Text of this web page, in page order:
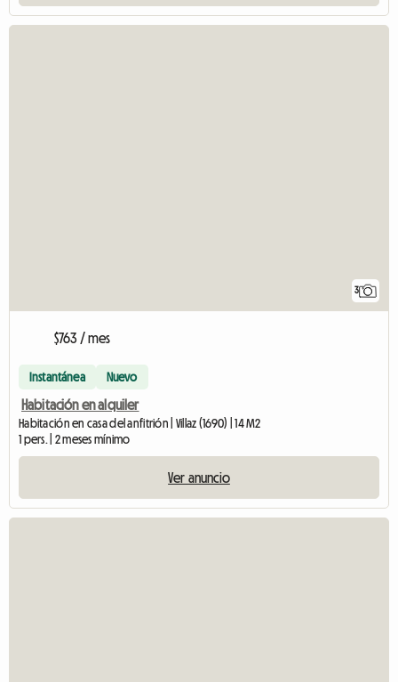
3
$763 / mes
Instantánea Nuevo
Habitación en alquiler
Habitación en casa del anfitrión | Villaz (1690) | 14 M2
1 pers. | 2 meses mínimo
Ver anuncio